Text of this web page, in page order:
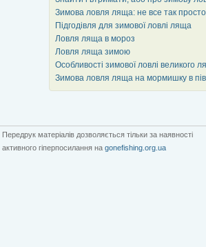
Зимова ловля ляща: не все так просто
Підгодівля для зимової ловлі ляща
Ловля ляща в мороз
Ловля ляща зимою
Особливості зимової ловлі великого
Зимова ловля ляща на мормишку в
Передрук матеріалів дозволяється тільки за наявності
активного гіперпосилання на gonefishing.org.ua